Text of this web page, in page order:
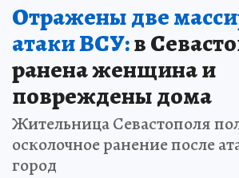
Отражены две
атаки ВСУ:в
ранена женщина и
повреждены дома
Жительница Севастополя
осколочное ранение после
город